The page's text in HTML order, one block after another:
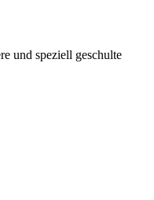
und speziell geschulte